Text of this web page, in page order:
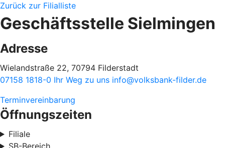
Zurück zur Filialliste
Geschäftsstelle Sielmingen
Adresse
Wielandstraße 22, 70794 Filderstadt
07158 1818-0 Ihr Weg zu uns info@volksbank-filder.de
Terminvereinbarung
Öffnungszeiten
Filiale
SB-Bereich